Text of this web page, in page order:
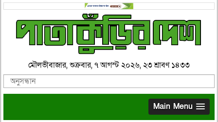
মৌলভীবাজার, শুক্রবার, ৭ আগস্ট ২০২৬, ২৩ শ্রাবণ ১৪৩৩
Main Menu